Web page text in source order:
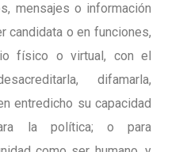
mensajes o información
candidata o en funciones,
físico o virtual, con el
difamarla,
entredicho su capacidad
la política; o para